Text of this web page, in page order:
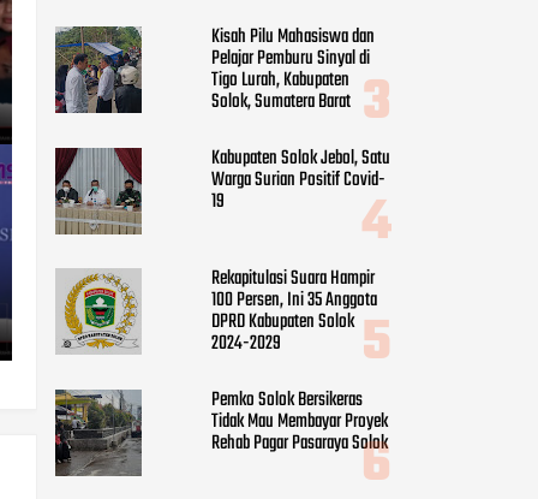
Kisah Pilu Mahasiswa dan
Pelajar Pemburu Sinyal di
Tigo Lurah, Kabupaten
Solok, Sumatera Barat
Kabupaten Solok Jebol, Satu
Warga Surian Positif Covid-
19
Rekapitulasi Suara Hampir
100 Persen, Ini 35 Anggota
DPRD Kabupaten Solok
2024-2029
Pemko Solok Bersikeras
Tidak Mau Membayar Proyek
Rehab Pagar Pasaraya Solok